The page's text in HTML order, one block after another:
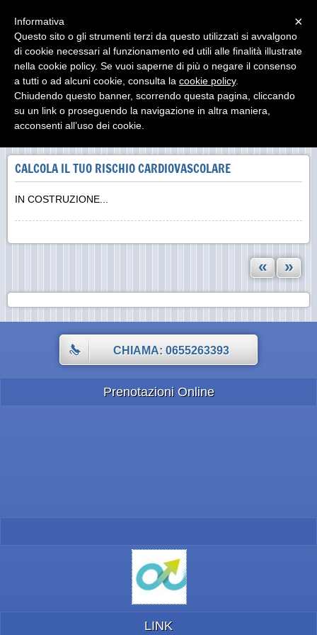
INDIETRO
CALCOLA IL TUO RISCHIO CARDIOVASCOLARE
IN COSTRUZIONE...
« »
CHIAMA: 0655263393
Prenotazioni Online
LINK
×
Informativa
Questo sito o gli strumenti terzi da questo utilizzati si avvalgono
di cookie necessari al funzionamento ed utili alle finalità illustrate
nella cookie policy. Se vuoi saperne di più o negare il consenso
a tutti o ad alcuni cookie, consulta la cookie policy.
Chiudendo questo banner, scorrendo questa pagina, cliccando
su un link o proseguendo la navigazione in altra maniera,
acconsenti all’uso dei cookie.